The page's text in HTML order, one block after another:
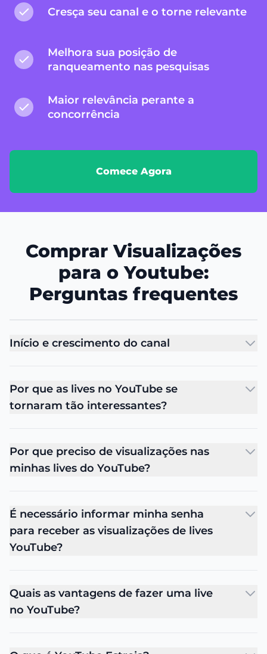
Cresça seu canal e o torne relevante
Melhora sua posição de
ranqueamento nas pesquisas
Maior relevância perante a
concorrência
Comece Agora
Comprar Visualizações
para o Youtube:
Perguntas frequentes
Início e crescimento do canal
Por que as lives no YouTube se
tornaram tão interessantes?
Por que preciso de visualizações nas
minhas lives do YouTube?
É necessário informar minha senha
para receber as visualizações de lives
YouTube?
Quais as vantagens de fazer uma live
no YouTube?